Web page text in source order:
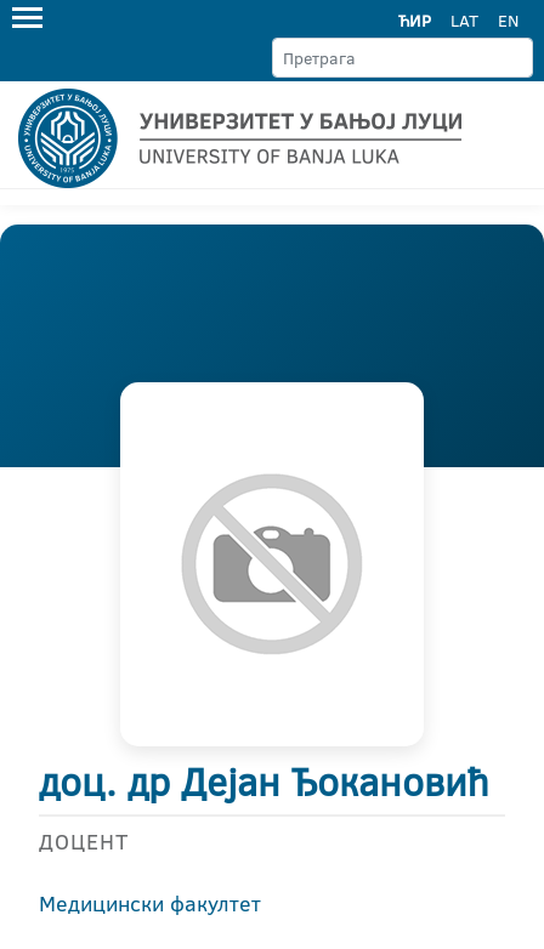
ЋИР LAT EN
доц. др Дејан Ђокановић
ДОЦЕНТ
Медицински факултет